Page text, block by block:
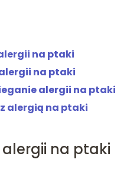
na ptaki
na ptaki
alergii na ptaki
alergią na ptaki
na ptaki